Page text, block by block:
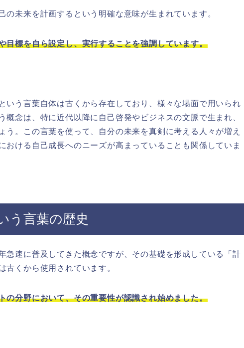
の未来を計画するという明確な意味が生まれています。
目標を自ら設定し、実行することを強調しています。
いう言葉自体は古くから存在しており、様々な場面で用いられ
概念は、特に近代以降に自己啓発やビジネスの文脈で生まれ、
う。この言葉を使って、自分の未来を真剣に考える人々が増え
おける自己成長へのニーズが高まっていることも関係していま
う言葉の歴史
急速に普及してきた概念ですが、その基礎を形成している「計
古くから使用されています。
の分野において、その重要性が認識され始めました。